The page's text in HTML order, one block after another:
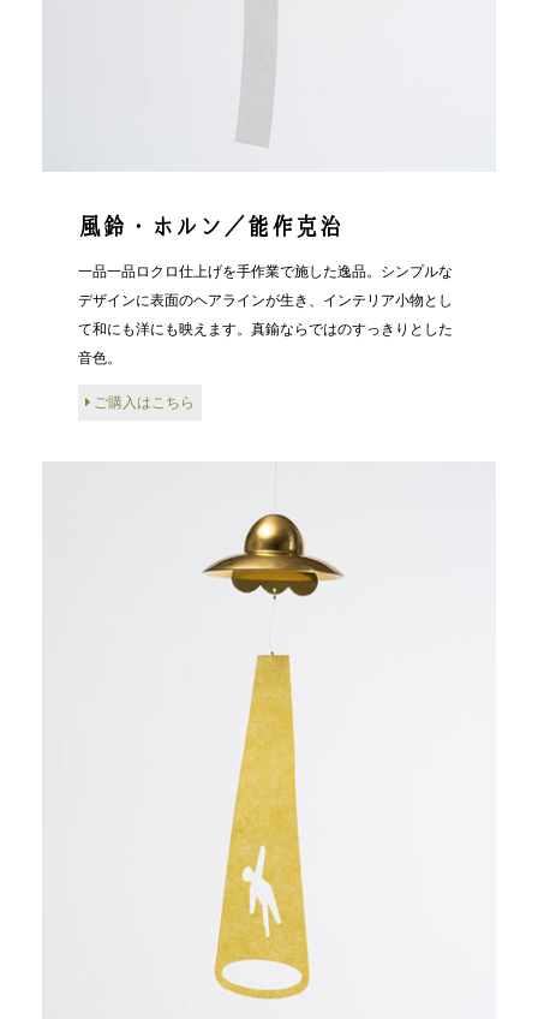
風鈴・ホルン／能作克治
一品一品ロクロ仕上げを手作業で施した逸品。シンプルな
デザインに表面のヘアラインが生き、インテリア小物とし
て和にも洋にも映えます。真鍮ならではのすっきりとした
音色。
ご購入はこちら